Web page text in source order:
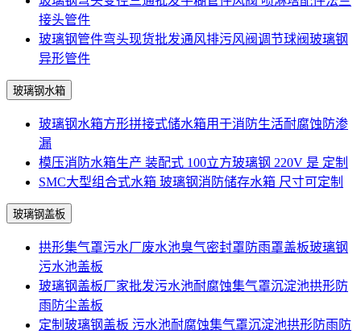
接头管件
玻璃钢管件弯头现货批发通风排污风阀调节球阀玻璃钢
异形管件
玻璃钢水箱
玻璃钢水箱方形拼接式储水箱用于消防生活耐腐蚀防渗
漏
模压消防水箱生产 装配式 100立方玻璃钢 220V 是 定制
SMC大型组合式水箱 玻璃钢消防储存水箱 尺寸可定制
玻璃钢盖板
拱形集气罩污水厂废水池臭气密封罩防雨罩盖板玻璃钢
污水池盖板
玻璃钢盖板厂家批发污水池耐腐蚀集气罩沉淀池拱形防
雨防尘盖板
定制玻璃钢盖板 污水池耐腐蚀集气罩沉淀池拱形防雨防